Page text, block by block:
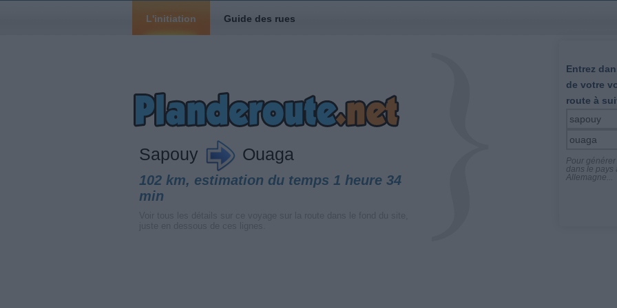
L'initiation Guide des rues
Sapouy Ouaga
102 km, estimation du temps 1 heure 34
min
Entrez
de votre
route à
Pour
dans le pays
Allemagne...